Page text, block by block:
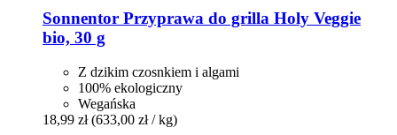
Sonnentor Przyprawa do grilla Holy Veggie
bio, 30 g
Z dzikim czosnkiem i algami
100% ekologiczny
Wegańska
18,99 zł (633,00 zł / kg)